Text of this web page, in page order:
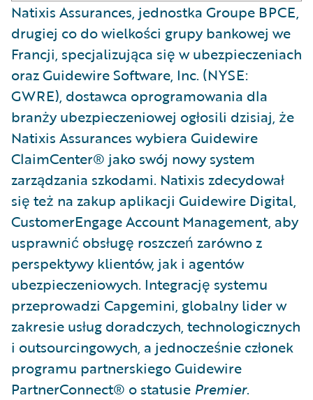
​Natixis Assurances, jednostka Groupe BPCE,
drugiej co do wielkości grupy bankowej we
Francji, specjalizująca się w ubezpieczeniach
oraz Guidewire Software, Inc. (NYSE:
GWRE), dostawca oprogramowania dla
branży ubezpieczeniowej ogłosili dzisiaj, że
Natixis Assurances wybiera Guidewire
ClaimCenter® jako swój nowy system
zarządzania szkodami. Natixis zdecydował
się też na zakup aplikacji Guidewire Digital,
CustomerEngage Account Management, aby
usprawnić obsługę roszczeń zarówno z
perspektywy klientów, jak i agentów
ubezpieczeniowych. Integrację systemu
przeprowadzi Capgemini, globalny lider w
zakresie usług doradczych, technologicznych
i outsourcingowych, a jednocześnie członek
programu partnerskiego Guidewire
PartnerConnect® o statusie Premier.